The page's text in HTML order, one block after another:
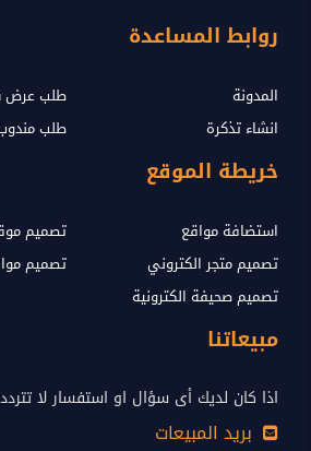
روابط المساعدة
المدونة
طلب عرض
انشاء تذكرة
طلب
خريطة الموقع
استضافة مواقع
تصميم
تصميم متجر الكتروني
تصميم
تصميم صحيفة الكترونية
مبيعاتنا
اذا كان لديك أى سؤال او استفسار لا
بريد المبيعات